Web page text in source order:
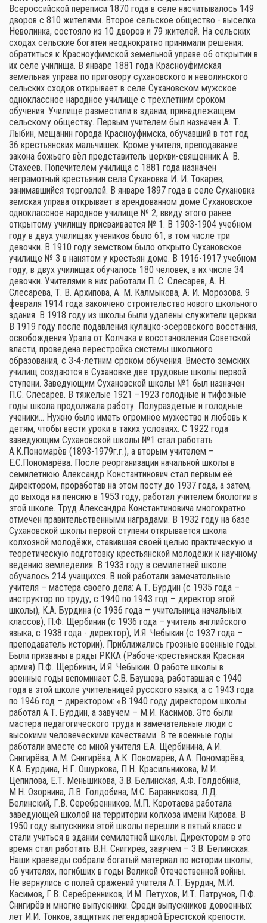
Всероссийской переписи 1870 года в селе насчитывалось 149
дворов с 810 жителями. Второе сельское общество - выселка
Неволинка, состояло из 10 дворов и 79 жителей. На сельских
сходах сельские богатеи неоднократно принимали решения:
обратиться к Красноуфимской земельной управе об открытии в
их селе училища. В январе 1881 года Красноуфимская
земельная управа по приговору сухановского и неволинского
сельских сходов открывает в селе Сухановском мужское
одноклассное народное училище с трёхлетним сроком
обучения. Училище разместили в здании, принадлежащем
сельскому обществу. Первым учителем был назначен А. Т.
Лыбин, мещанин города Красноуфимска, обучавший в тот год
36 крестьянских мальчишек. Кроме учителя, преподавание
закона божьего вёл представитель церкви-священник А. В.
Стахеев. Попечителем училища с 1881 года назначен
неграмотный крестьянин села Сухановка И. И. Токарев,
занимавшийся торговлей. В январе 1897 года в селе Сухановка
земская управа открывает в арендованном доме Сухановское
одноклассное народное училище № 2, ввиду этого ранее
открытому училищу присваивается № 1. В 1903-1904 учебном
году в двух училищах учеников было 61, в том числе три
девочки. В 1910 году земством было открыто Сухановское
училище № 3 в нанятом у крестьян доме. В 1916-1917 учебном
году, в двух училищах обучалось 180 человек, в их числе 34
девочки. Учителями в них работали П. С. Слесарев, А. Н.
Слесарева, Т. В. Архипова, А. М. Калмыкова, А. И. Морозова. 9
февраля 1914 года закончено строительство нового школьного
здания. В 1918 году из школы были удалены служители церкви.
В 1919 году после подавления кулацко-эсеровского восстания,
освобождения Урала от Колчака и восстановления Советской
власти, проведена перестройка системы школьного
образования, с 3-4-летним сроком обучения. Вместо земских
училищ создаются в Сухановке две трудовые школы первой
ступени. Заведующим Сухановской школы №1 был назначен
П.С. Слесарев. В тяжёлые 1921 –1923 голодные и тифозные
годы школа продолжала работу. Полураздетые и голодные
ученики… Нужно было иметь огромное мужество и любовь к
детям, чтобы вести уроки в таких условиях. С 1922 года
заведующим Сухановской школы №1 стал работать
А.К.Пономарёв (1893-1979г.г.), а вторым учителем –
Е.С.Пономарёва. После реорганизации начальной школы в
семилетнюю Александр Константинович стал первым её
директором, проработав на этом посту до 1937 года, а затем,
до выхода на пенсию в 1953 году, работал учителем биологии в
этой школе. Труд Александра Константиновича многократно
отмечен правительственными наградами. В 1932 году на базе
Сухановской школы первой ступени открывается школа
колхозной молодёжи, ставившая своей целью практическую и
теоретическую подготовку крестьянской молодёжи к научному
ведению земледелия. В 1933 году в семилетней школе
обучалось 214 учащихся. В ней работали замечательные
учителя – мастера своего дела: А.Т. Бурдин (с 1935 года –
инструктор по труду, с 1940 по 1943 год – директор этой
школы), К.А. Бурдина (с 1936 года – учительница начальных
классов), П.Ф. Щербинин (с 1936 года – учитель английского
языка, с 1938 года - директор), И.Я. Чебыкин (с 1937 года –
преподаватель истории). Приближались грозные военные годы.
Были призваны в ряды РККА (Рабоче-крестьянская Красная
армия) П.Ф. Щербинин, И.Я. Чебыкин. О работе школы в
военные годы вспоминает С.В. Баушева, работавшая с 1940
года в этой школе учительницей русского языка, а с 1943 года
по 1946 год – директором: «В 1940 году директором школы
работал А.Т. Бурдин, а завучем – М.И. Касимов. Это были
мастера педагогического труда и замечательные люди с
высокими человеческими качествами. В те военные годы
работали вместе со мной учителя Е.А. Щербинина, А.И.
Снигирёва, А.М. Снигирёва, А.К. Пономарёв, А.А. Пономарёва,
К.А. Бурдина, Н.Г. Ошуркова, П.Н. Красильникова, М.И.
Цепилова, Е.Т. Меньшикова, З.В. Белинская, А.Ф. Голдобина,
М.Н. Озорнина, Л.В. Голдобина, М.С. Баранникова, Л.Д.
Белинский, Г.В. Серебренников. М.П. Коротаева работала
заведующей школой на территории колхоза имени Кирова. В
1950 году выпускники этой школы перешли в пятый класс и
стали учиться в здании семилетней школы. Директором в это
время стал работать В.Н. Снигирёв, завучем – З.В. Белинская.
Наши краеведы собрали богатый материал по истории школы,
об учителях, погибших в годы Великой Отечественной войны.
Не вернулись с полей сражений учителя А.Т. Бурдин, М.И.
Касимов, Г.В. Серебренников, И.М. Петухов, И.Т. Патрунов, П.Ф.
Снигирёв и многие выпускники. Среди выпускников довоенных
лет И.И. Тонков, защитник легендарной Брестской крепости.